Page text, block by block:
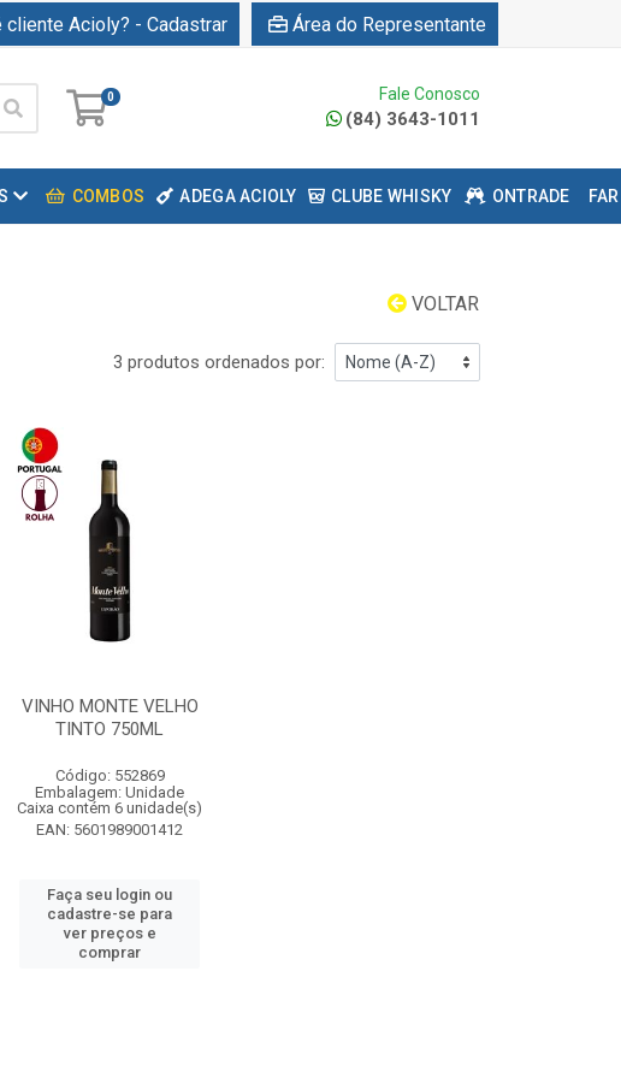
cliente Acioly? - Cadastrar Área do Representante
0 Fale Conosco
(84) 3643-1011
COMBOS ADEGA ACIOLY CLUBE WHISKY ONTRADE
VOLTAR
3 produtos ordenados por:
VINHO MONTE VELHO
TINTO 750ML
Código: 552869
Embalagem: Unidade
Caixa contém 6 unidade(s)
EAN: 5601989001412
Faça seu login ou
cadastre-se para
ver preços e
comprar